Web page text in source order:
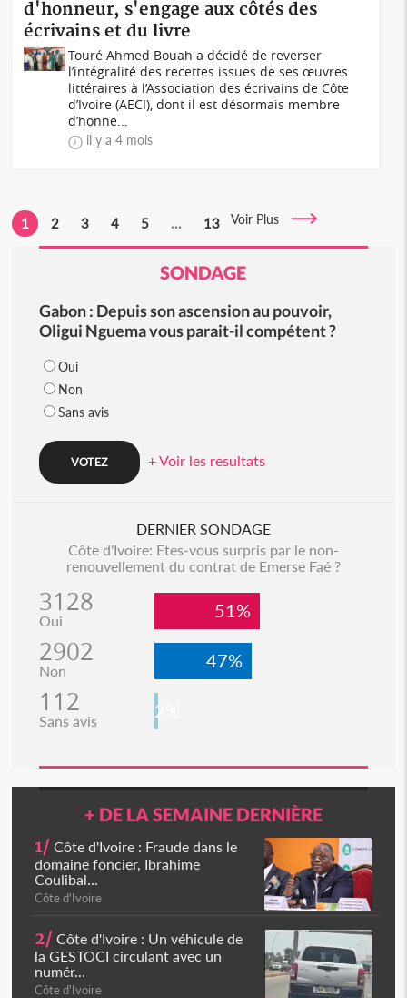
d'honneur, s'engage aux côtés des
écrivains et du livre
Touré Ahmed Bouah a décidé de reverser
l’intégralité des recettes issues de ses œuvres
littéraires à l’Association des écrivains de Côte
d’Ivoire (AECI), dont il est désormais membre
d’honne...
il y a 4 mois
1 2 3 4 5 ... 13 Voir Plus
SONDAGE
Gabon : Depuis son ascension au pouvoir,
Oligui Nguema vous parait-il compétent ?
Oui
Non
Sans avis
+ Voir les resultats
DERNIER SONDAGE
Côte d'Ivoire: Etes-vous surpris par le non-
renouvellement du contrat de Emerse Faé ?
3128
Oui 51%
2902
Non 47%
112
Sans avis 2%
+ DE LA SEMAINE DERNIÈRE
1/ Côte d'Ivoire : Fraude dans le
domaine foncier, Ibrahime
Coulibal...
Côte d'Ivoire
2/ Côte d'Ivoire : Un véhicule de
la GESTOCI circulant avec un
numér...
Côte d'Ivoire